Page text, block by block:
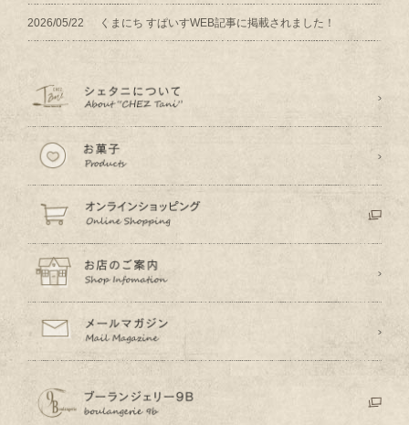
2026/05/22 くまにち すぱいすWEB記事に掲載されました！